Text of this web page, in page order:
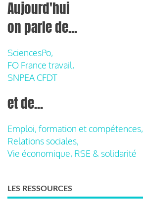
Aujourd'hui
on parle de...
SciencesPo,
FO France travail,
SNPEA CFDT
et de...
Emploi, formation et compétences,
Relations sociales,
Vie économique, RSE & solidarité
LES RESSOURCES